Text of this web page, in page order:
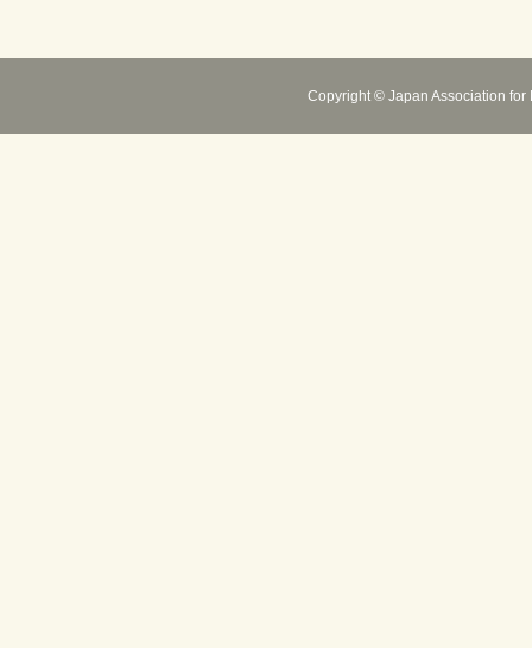
Copyright © Japan Association